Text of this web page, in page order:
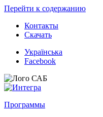
Перейти к содержанию
Контакты
Скачать
Українська
Facebook
Программы